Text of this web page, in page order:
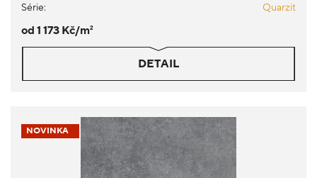
Série: Quarzit
od 1 173 Kč/m2
DETAIL
NOVINKA